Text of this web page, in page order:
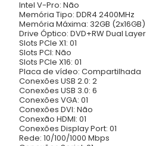
Intel V-Pro: Não
Memória Tipo: DDR4 2400MHz
Memória Máxima: 32GB (2x16GB)
Drive Óptico: DVD+RW Dual Layer
Slots PCIe X1: 01
Slots PCI: Não
Slots PCIe X16: 01
Placa de vídeo: Compartilhada
Conexões USB 2.0: 2
Conexões USB 3.0: 6
Conexões VGA: 01
Conexões DVI: Não
Conexão HDMI: 01
Conexões Display Port: 01
Rede: 10/100/1000 Mbps